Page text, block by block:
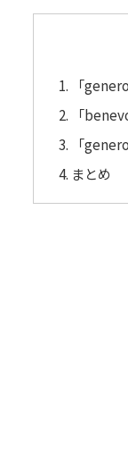
「
「
「
まとめ